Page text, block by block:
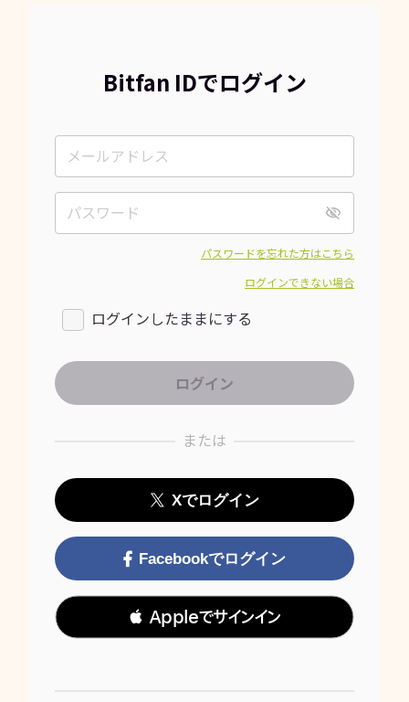
Bitfan IDでログイン
パスワードを忘れた方はこちら
ログインできない場合
ログインしたままにする
または
Xでログイン
Facebookでログイン
 Appleでサインイン